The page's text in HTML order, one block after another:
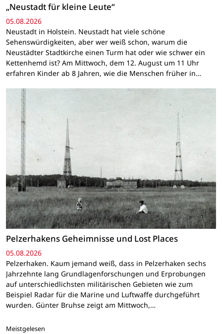
„Neustadt für kleine Leute“
05.08.2026
Neustadt in Holstein. Neustadt hat viele schöne
Sehenswürdigkeiten, aber wer weiß schon, warum die
Neustädter Stadtkirche einen Turm hat oder wie schwer ein
Kettenhemd ist? Am Mittwoch, dem 12. August um 11 Uhr
erfahren Kinder ab 8 Jahren, wie die Menschen früher in…
Pelzerhakens Geheimnisse und Lost Places
05.08.2026
Pelzerhaken. Kaum jemand weiß, dass in Pelzerhaken sechs
Jahrzehnte lang Grundlagenforschungen und Erprobungen
auf unterschiedlichsten militärischen Gebieten wie zum
Beispiel Radar für die Marine und Luftwaffe durchgeführt
wurden. Günter Bruhse zeigt am Mittwoch,…
Meistgelesen